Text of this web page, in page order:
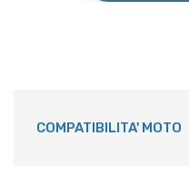
COMPATIBILITA' MOTO